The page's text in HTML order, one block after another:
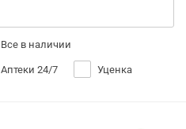
Все в наличии
Аптеки 24/7 Уценка